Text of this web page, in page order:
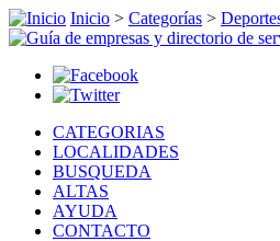
Inicio > Categorías >
CATEGORIAS
LOCALIDADES
BUSQUEDA
ALTAS
AYUDA
CONTACTO